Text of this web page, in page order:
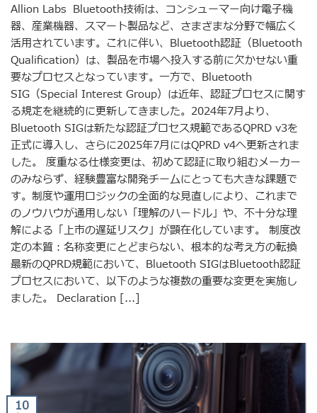
Allion Labs Bluetooth技術は、コンシューマー向け電子機
器、産業機器、スマート製品など、さまざまな分野で幅広く
活用されています。これに伴い、Bluetooth認証（Bluetooth
Qualification）は、製品を市場へ投入する前に欠かせない重
要なプロセスとなっています。一方で、Bluetooth
SIG（Special Interest Group）は近年、認証プロセスに関す
る規定を継続的に更新してきました。2024年7月より、
Bluetooth SIGは新たな認証プロセス規範であるQPRD v3を
正式に導入し、さらに2025年7月にはQPRD v4へ更新されま
した。 度重なる仕様変更は、初めて認証に取り組むメーカー
のみならず、経験豊富な開発チームにとっても大きな課題で
す。制度や運用ロジックの全面的な見直しにより、これまで
のノウハウが通用しない「理解のハードル」や、不十分な理
解による「上市の遅延リスク」が顕在化しています。 制度改
定の本質：名称変更にとどまらない、根本的な考え方の転換
最新のQPRD規範において、Bluetooth SIGはBluetooth認証
プロセスにおいて、以下のような複数の重要な変更を実施し
ました。 Declaration [...]
10